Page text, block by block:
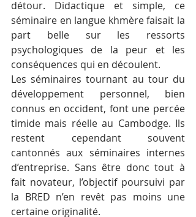
détour. Didactique et simple, ce
séminaire en langue khmère faisait la
part belle sur les ressorts
psychologiques de la peur et les
conséquences qui en découlent.
Les séminaires tournant au tour du
développement personnel, bien
connus en occident, font une percée
timide mais réelle au Cambodge. Ils
restent cependant souvent
cantonnés aux séminaires internes
d’entreprise. Sans être donc tout à
fait novateur, l’objectif poursuivi par
la BRED n’en revêt pas moins une
certaine originalité.